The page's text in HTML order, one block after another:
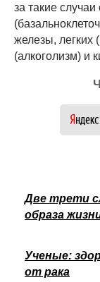
за такие
железы, легких
(алкоголизм) и
Две трети
образа
Ученые:
от рака